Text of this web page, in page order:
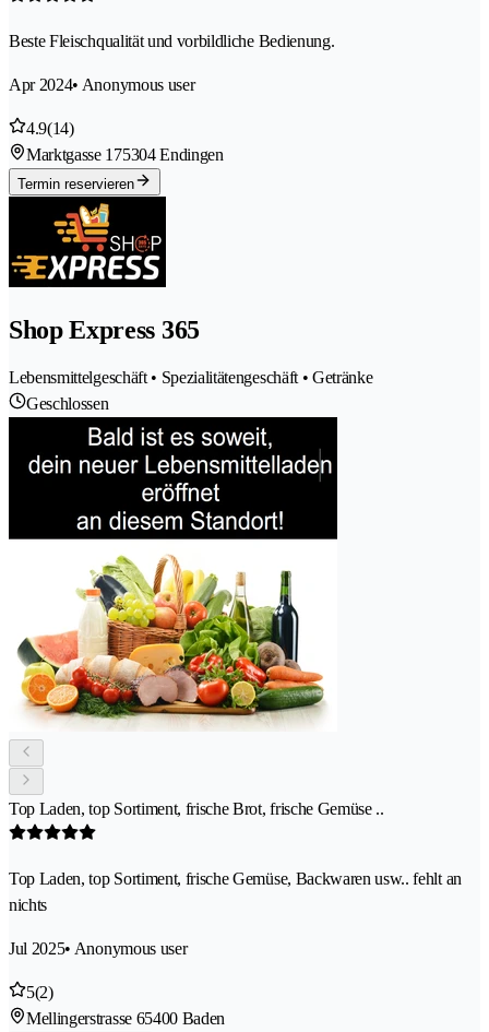
Beste Fleischqualität und vorbildliche Bedienung.
Apr 2024• Anonymous user
4.9(14)
Marktgasse 175304 Endingen
Termin reservieren
Shop Express 365
Lebensmittelgeschäft • Spezialitätengeschäft • Getränke
Geschlossen
Top Laden, top Sortiment, frische Brot, frische Gemüse ..
Top Laden, top Sortiment, frische Gemüse, Backwaren usw.. fehlt an
nichts
Jul 2025• Anonymous user
5(2)
Mellingerstrasse 65400 Baden